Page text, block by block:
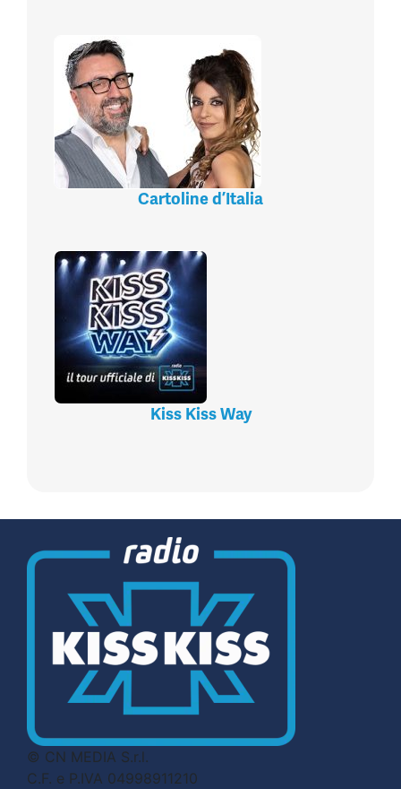
Cartoline d’Italia
Kiss Kiss Way
© CN MEDIA S.r.l.
C.F. e P.IVA 04998911210